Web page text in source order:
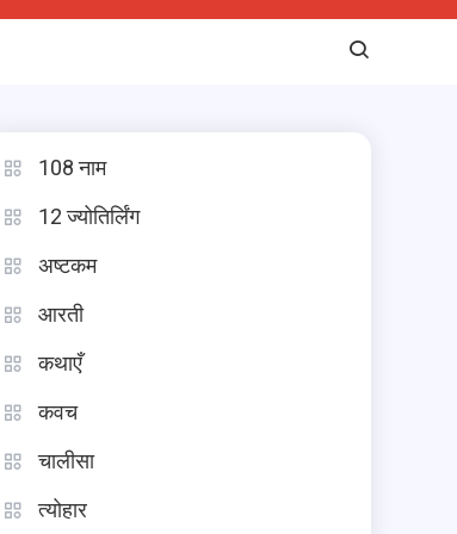
108 नाम
12 ज्योतिर्लिंग
अष्टकम
आरती
कथाएँ
कवच
चालीसा
त्योहार